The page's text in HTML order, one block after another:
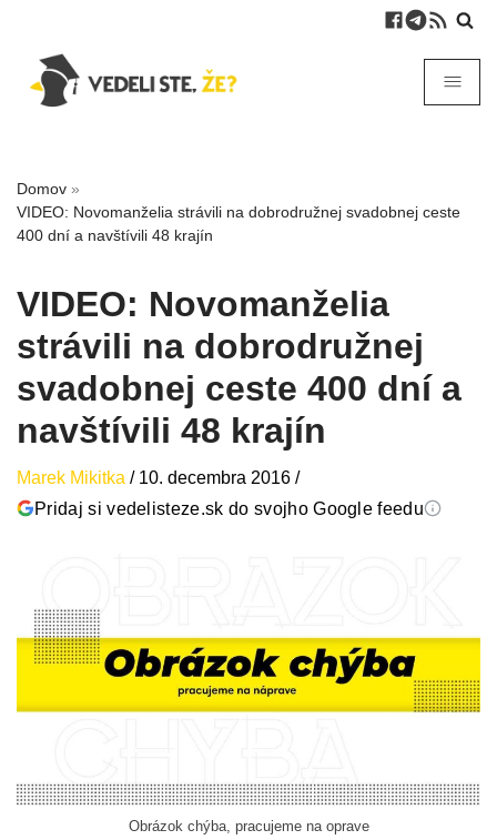
Domov »
VIDEO: Novomanželia strávili na dobrodružnej svadobnej ceste
400 dní a navštívili 48 krajín
VIDEO: Novomanželia
strávili na dobrodružnej
svadobnej ceste 400 dní a
navštívili 48 krajín
Marek Mikitka / 10. decembra 2016 /
Pridaj si vedelisteze.sk do svojho Google feedu
Obrázok chýba, pracujeme na oprave